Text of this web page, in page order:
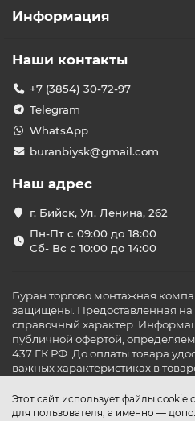
Этот сайт использует файлы
для пользователя, а именно —
Информация
Наши контакты
+7 (3854) 30-72-97
Telegram
WhatsApp
buranbiysk@gmail.com
Наш адрес
г. Бийск, Ул. Ленина, 262
Пн-Пт с 09:00 до 18:00
Сб- Вс с 10:00 до 14:00
Буран торгово монтажная
защищены. Предоставленная на
справочный характер.
публичной офертой,
437 ГК РФ. До оплаты товара
важных характеристиках в